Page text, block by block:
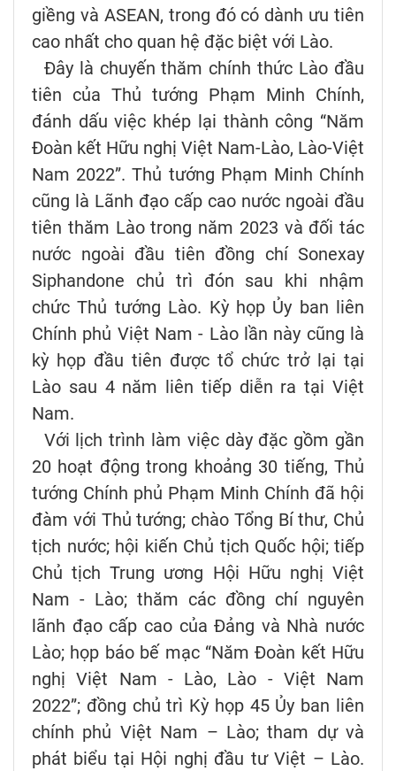
giềng và ASEAN, trong đó có dành ưu tiên
cao nhất cho quan hệ đặc biệt với Lào.
Đây là chuyến thăm chính thức Lào đầu
tiên của Thủ tướng Phạm Minh Chính,
đánh dấu việc khép lại thành công “Năm
Đoàn kết Hữu nghị Việt Nam-Lào, Lào-Việt
Nam 2022”. Thủ tướng Phạm Minh Chính
cũng là Lãnh đạo cấp cao nước ngoài đầu
tiên thăm Lào trong năm 2023 và đối tác
nước ngoài đầu tiên đồng chí Sonexay
Siphandone chủ trì đón sau khi nhậm
chức Thủ tướng Lào. Kỳ họp Ủy ban liên
Chính phủ Việt Nam - Lào lần này cũng là
kỳ họp đầu tiên được tổ chức trở lại tại
Lào sau 4 năm liên tiếp diễn ra tại Việt
Nam.
Với lịch trình làm việc dày đặc gồm gần
20 hoạt động trong khoảng 30 tiếng, Thủ
tướng Chính phủ Phạm Minh Chính đã hội
đàm với Thủ tướng; chào Tổng Bí thư, Chủ
tịch nước; hội kiến Chủ tịch Quốc hội; tiếp
Chủ tịch Trung ương Hội Hữu nghị Việt
Nam - Lào; thăm các đồng chí nguyên
lãnh đạo cấp cao của Đảng và Nhà nước
Lào; họp báo bế mạc “Năm Đoàn kết Hữu
nghị Việt Nam - Lào, Lào - Việt Nam
2022”; đồng chủ trì Kỳ họp 45 Ủy ban liên
chính phủ Việt Nam – Lào; tham dự và
phát biểu tại Hội nghị đầu tư Việt – Lào.